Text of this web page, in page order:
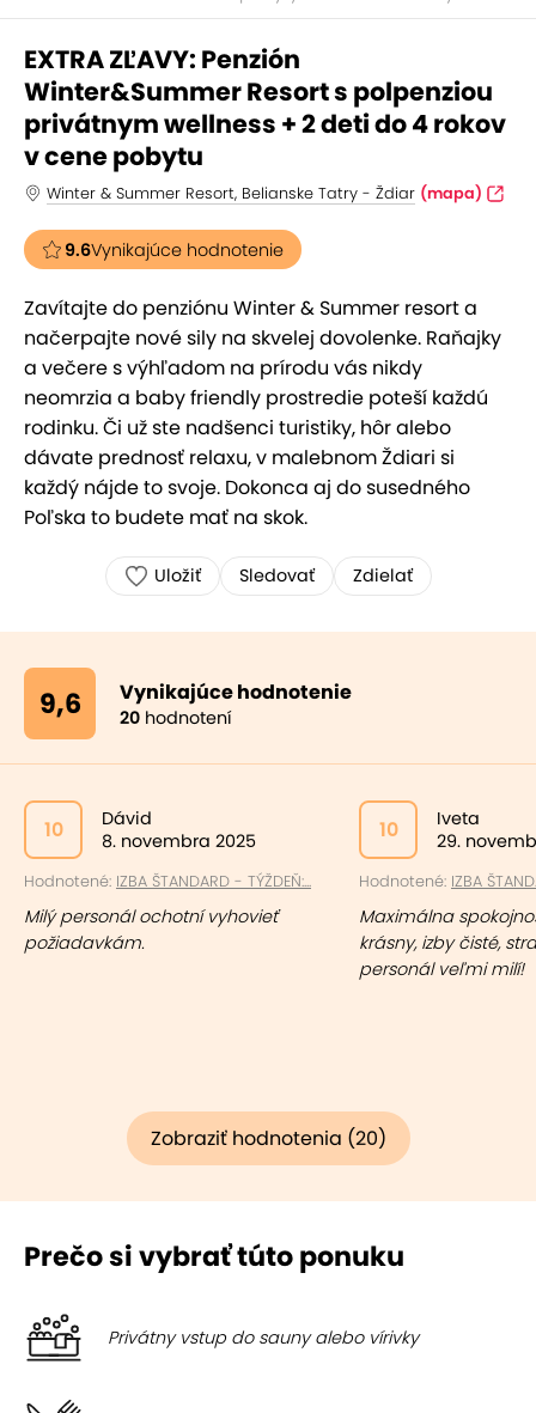
EXTRA ZĽAVY: Penzión
Winter&Summer Resort s polpenziou
privátnym wellness + 2 deti do 4 rokov
v cene pobytu
Winter & Summer Resort, Belianske Tatry - Ždiar (mapa)
9.6Vynikajúce hodnotenie
Zavítajte do penziónu Winter & Summer resort a
načerpajte nové sily na skvelej dovolenke. Raňajky
a večere s výhľadom na prírodu vás nikdy
neomrzia a baby friendly prostredie poteší každú
rodinku. Či už ste nadšenci turistiky, hôr alebo
dávate prednosť relaxu, v malebnom Ždiari si
každý nájde to svoje. Dokonca aj do susedného
Poľska to budete mať na skok.
Uložiť Sledovať Zdielať
9,6 Vynikajúce hodnotenie
20 hodnotení
10
Dávid
8. novembra 2025
Hodnotené: IZBA ŠTANDARD - TÝŽDEŇ:...
Milý personál ochotní vyhovieť
požiadavkám.
10
Iveta
29.
Hodnotené: IZBA
Maximálna
krásny, izby čisté,
personál veľmi milí!
Zobraziť hodnotenia (20)
Prečo si vybrať túto ponuku
Privátny vstup do sauny alebo vírivky